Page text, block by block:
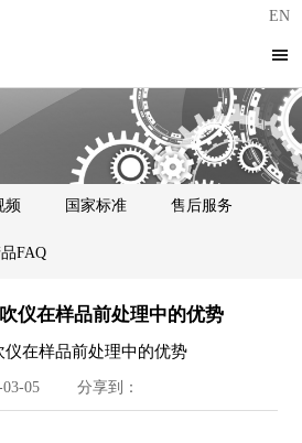
EN
频 国家标准 售后服务
FAQ
仪在样品前处理中的优势
仪在样品前处理中的优势
03-05 分享到：